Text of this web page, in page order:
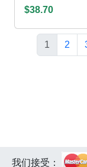
$38.70
1 2
我们接受：